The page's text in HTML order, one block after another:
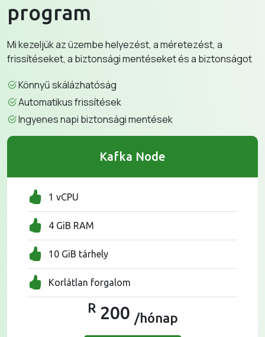
program
Mi kezeljük az üzembe helyezést, a méretezést, a
frissítéseket, a biztonsági mentéseket és a biztonságot
Könnyű skálázhatóság
Automatikus frissítések
Ingyenes napi biztonsági mentések
Kafka Node
1 vCPU
4 GiB RAM
10 GiB tárhely
Korlátlan forgalom
R200 /hónap